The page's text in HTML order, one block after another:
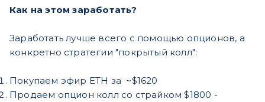
Как на этом заработать?
Заработать лучше всего с помощью опционов, а
конкретно стратегии "покрытый колл":
Покупаем эфир ETH за ~$1620
Продаем опцион колл со страйком $1800 -